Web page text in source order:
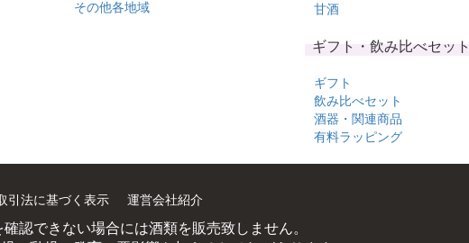
その他各地域
甘酒
ギフト・飲み比べセット
ギフト
飲み比べセット
酒器・関連商品
有料ラッピング
引法に基づく表示 運営会社紹介
認できない場合には酒類を販売致しません。